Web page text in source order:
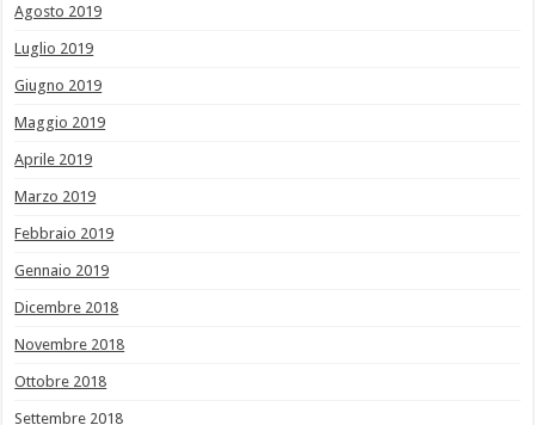
Agosto 2019
Luglio 2019
Giugno 2019
Maggio 2019
Aprile 2019
Marzo 2019
Febbraio 2019
Gennaio 2019
Dicembre 2018
Novembre 2018
Ottobre 2018
Settembre 2018